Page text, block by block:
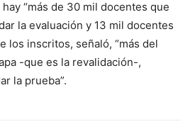
“más de 30 mil docentes que
la evaluación y 13 mil docentes
los inscritos, señaló, “más del
-que es la revalidación-,
la prueba”.